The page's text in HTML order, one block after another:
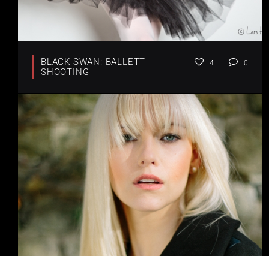
BLACK SWAN: BALLETT-
SHOOTING
4 0